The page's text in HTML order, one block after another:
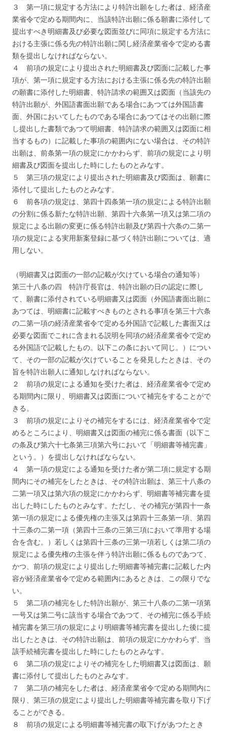
３ 第一項に規定する方法により特許出願をした者は、経済産
業省令で定める期間内に、当該特許出願に係る願書に添付して
提出すべき明細書及び必要な図面並びに同項に規定する方法に
おける主張に係る先の特許出願に関し経済産業省令で定める書
類を提出しなければならない。
４ 前項の規定により提出された明細書及び図面に記載した事
項が、第一項に規定する方法における主張に係る先の特許出願
の願書に添付した明細書、特許請求の範囲又は図面（当該先の
特許出願が、外国語書面出願である場合にあつては外国語書
面、外国においてしたものである場合にあつてはその出願に際
し提出した書類であつて明細書、特許請求の範囲又は図面に相
当するもの）に記載した事項の範囲内にない場合は、その特許
出願は、前条第一項の規定にかかわらず、前項の規定により明
細書及び図面を提出した時にしたものとみなす。
５ 第三項の規定により提出された明細書及び図面は、願書に
添付して提出したものとみなす。
６ 前各項の規定は、第四十四条第一項の規定による特許出願
の分割に係る新たな特許出願、第四十六条第一項又は第二項の
規定による出願の変更に係る特許出願及び第四十六条の二第一
項の規定による実用新案登録に基づく特許出願については、適
用しない。
（明細書又は図面の一部の記載が欠けている場合の通知等）
第三十八条の四 特許庁長官は、特許出願の日の認定に際し
て、願書に添付されている明細書又は図面（外国語書面出願に
あつては、明細書に記載すべきものとされる事項を第三十六条
の二第一項の経済産業省令で定める外国語で記載した書面又は
必要な図面でこれに含まれる説明を同項の経済産業省令で定め
る外国語で記載したもの。以下この条において同じ。）につい
て、その一部の記載が欠けていることを発見したときは、その
旨を特許出願人に通知しなければならない。
２ 前項の規定による通知を受けた者は、経済産業省令で定め
る期間内に限り、明細書又は図面について補完をすることがで
きる。
３ 前項の規定によりその補完をするには、経済産業省令で定
めるところにより、明細書又は図面の補完に係る書面（以下こ
の条及び第六十七条第三項第六号において「明細書等補完書」
という。）を提出しなければならない。
４ 第一項の規定による通知を受けた者が第二項に規定する期
間内にその補完をしたときは、その特許出願は、第三十八条の
二第一項又は第六項の規定にかかわらず、明細書等補完書を提
出した時にしたものとみなす。ただし、その補完が第四十一条
第一項の規定による優先権の主張又は第四十三条第一項、第四
十三条の二第一項（第四十三条の三第三項において準用する場
合を含む。）若しくは第四十三条の三第一項若しくは第二項の
規定による優先権の主張を伴う特許出願に係るものであつて、
かつ、前項の規定により提出した明細書等補完書に記載した内
容が経済産業省令で定める範囲内にあるときは、この限りでな
い。
５ 第二項の補完をした特許出願が、第三十八条の二第一項第
一号又は第二号に該当する場合であつて、その補完に係る手続
補完書を第三項の規定により明細書等補完書を提出した後に提
出したときは、その特許出願は、前項の規定にかかわらず、当
該手続補完書を提出した時にしたものとみなす。
６ 第二項の規定によりその補完をした明細書又は図面は、願
書に添付して提出したものとみなす。
７ 第二項の補完をした者は、経済産業省令で定める期間内に
限り、第三項の規定により提出した明細書等補完書を取り下げ
ることができる。
８ 前項の規定による明細書等補完書の取下げがあつたとき